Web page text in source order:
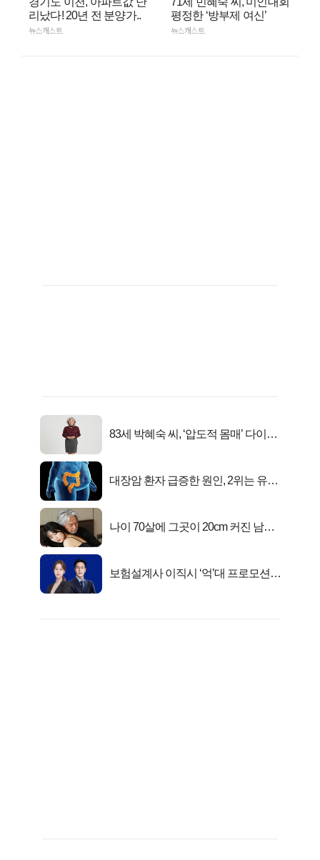
리났다! 20년 전 분양가..
뉴스캐스트
평정한 ‘방부제 여신’
뉴스캐스트
83세 박혜숙 씨, ‘압도적 몸매’ 다이어
대장암 환자 급증한 원인, 2위는 유산
나이 70살에 그곳이 20cm 커진 남자..
보험설계사 이직시 ‘억’대 프로모션!